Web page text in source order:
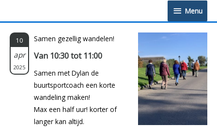
Menu
Menu
10
apr
2025
Samen gezellig wandelen!
Van 10:30 tot 11:00
Samen met Dylan de
buurtsportcoach een korte
wandeling maken!
Max een half uur! korter of
langer kan altijd.